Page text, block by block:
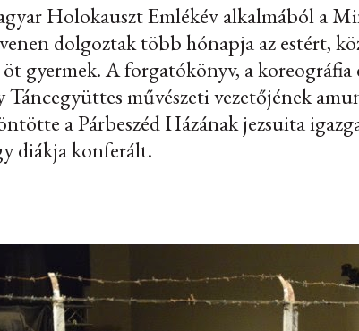
Holokauszt Emlékév alkalmából a
dolgoztak több hónapja az estért,
gyermek. A forgatókönyv, a koreográfia
művészeti vezetőjének
a Párbeszéd Házának jezsuita
diákja konferált.